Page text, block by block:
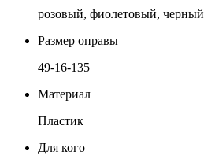
розовый, фиолетовый, черный
Размер оправы
49-16-135
Материал
Пластик
Для кого